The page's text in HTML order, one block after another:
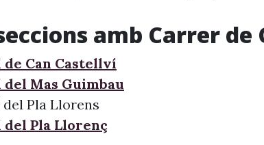
amb Carrer de
de Can Castellví
del Mas Guimbau
del Pla Llorens
del Pla Llorenç